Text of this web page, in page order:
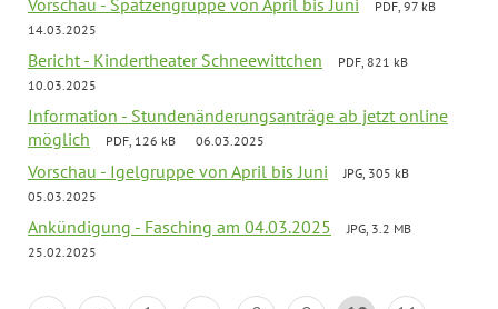
Vorschau - Spatzengruppe von April bis Juni
PDF, 97 kB
14.03.2025
Bericht - Kindertheater Schneewittchen
PDF, 821 kB
10.03.2025
Information - Stundenänderungsanträge ab jetzt online
möglich
PDF, 126 kB 06.03.2025
Vorschau - Igelgruppe von April bis Juni
JPG, 305 kB
05.03.2025
Ankündigung - Fasching am 04.03.2025
JPG, 3.2 MB
25.02.2025